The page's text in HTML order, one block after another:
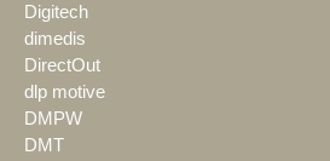
Digitech
dimedis
DirectOut
dlp motive
DMPW
DMT